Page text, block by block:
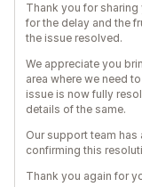
Thank you for
for the delay and the
the issue resolved.
We appreciate you
area where we need
issue is now fully
details of the same.
Our support team
confirming this
Thank you again for